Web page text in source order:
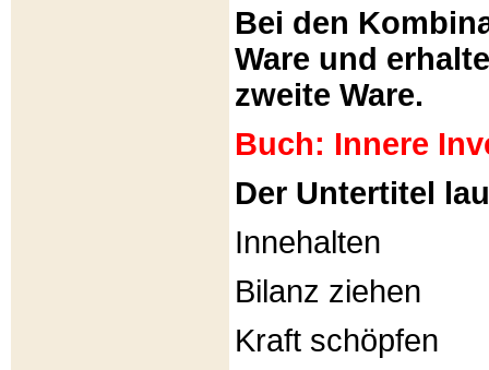
Bei den
Ware und
zweite Ware.
Buch: Innere
Der Untertitel
Innehalten
Bilanz ziehen
Kraft schöpfen